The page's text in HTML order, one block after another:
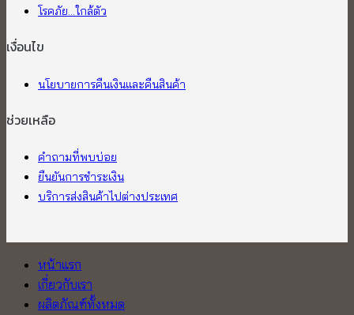
โรคภัย...ใกล้ตัว
เงื่อนไข
นโยบายการคืนเงินและคืนสินค้า
ช่วยเหลือ
คำถามที่พบบ่อย
ยืนยันการชำระเงิน
บริการส่งสินค้าไปต่างประเทศ
หน้าแรก
เกี่ยวกับเรา
ผลิตภัณฑ์ทั้งหมด